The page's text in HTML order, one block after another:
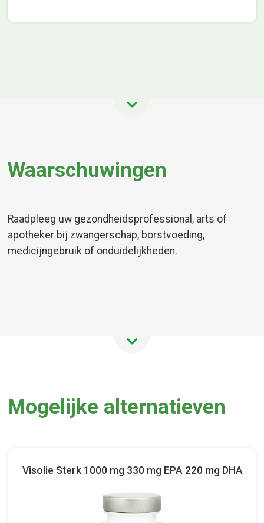
Waarschuwingen
Raadpleeg uw gezondheidsprofessional, arts of
apotheker bij zwangerschap, borstvoeding,
medicijngebruik of onduidelijkheden.
Mogelijke alternatieven
Visolie Sterk 1000 mg 330 mg EPA 220 mg DHA